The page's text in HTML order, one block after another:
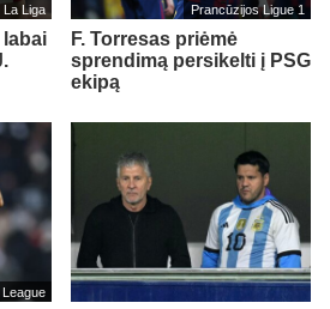
La Liga
labai
Prancūzijos Ligue 1
F. Torresas priėmė
sprendimą persikelti į PSG
ekipą